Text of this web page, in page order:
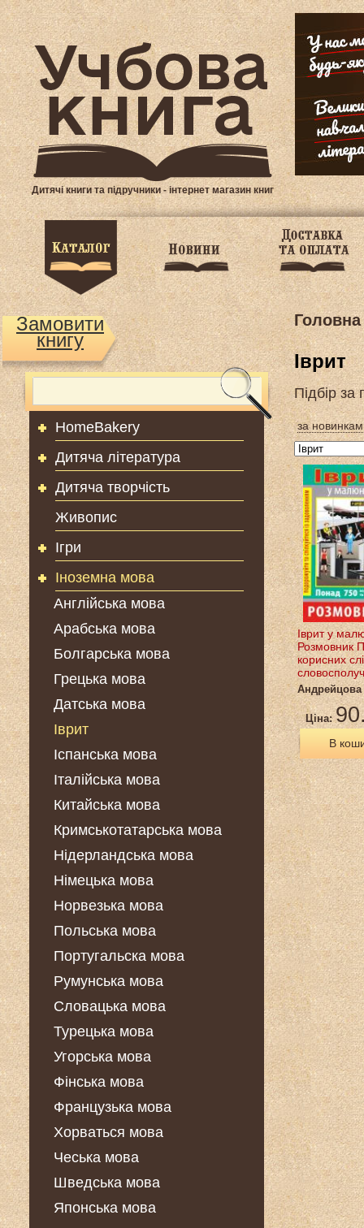
Дитячі книги та підручники - інтернет магазин книг
Замовити
книгу
HomeBakery
Дитяча література
Дитяча творчість
Живопис
Ігри
Іноземна мова
Англійська мова
Арабська мова
Болгарська мова
Грецька мова
Датська мова
Іврит
Іспанська мова
Італійська мова
Китайська мова
Кримськотатарська мова
Нідерландська мова
Німецька мова
Норвезька мова
Польська мова
Португальска мова
Румунська мова
Словацька мова
Турецька мова
Угорська мова
Фінська мова
Французька мова
Хорваться мова
Чеська мова
Шведська мова
Японська мова
Головна
Іврит
Підбір за
за
Іврит у
Розмовник
корисних
Ціна:
В